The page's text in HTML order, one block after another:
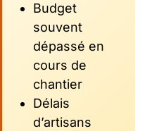
Budget
souvent
dépassé en
cours de
chantier
Délais
d’artisans